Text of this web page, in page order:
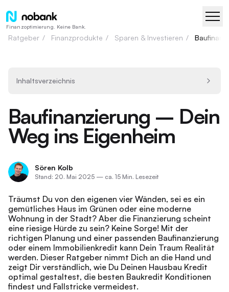
Finanzoptimierung. Keine Bank.
Ratgeber / Finanzprodukte / Sparen & Investieren /
Inhaltsverzeichnis
Baufinanzierung – Dein
Weg ins Eigenheim
Sören Kolb
Stand: 20. Mai 2025 — ca. 15 Min. Lesezeit
Träumst Du von den eigenen vier Wänden, sei es ein
gemütliches Haus im Grünen oder eine moderne
Wohnung in der Stadt? Aber die Finanzierung scheint
eine riesige Hürde zu sein? Keine Sorge! Mit der
richtigen Planung und einer passenden Baufinanzierung
oder einem Immobilienkredit kann Dein Traum Realität
werden. Dieser Ratgeber nimmt Dich an die Hand und
zeigt Dir verständlich, wie Du Deinen Hausbau Kredit
optimal gestaltest, die besten Baukredit Konditionen
findest und Fallstricke vermeidest.